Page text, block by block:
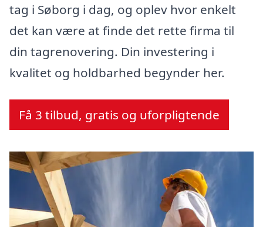
tag i Søborg i dag, og oplev hvor enkelt
det kan være at finde det rette firma til
din tagrenovering. Din investering i
kvalitet og holdbarhed begynder her.
Få 3 tilbud, gratis og uforpligtende